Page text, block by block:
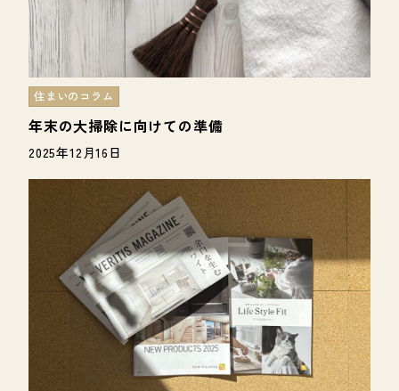
年末の大掃除に向けての準備
住まいのコラム
2025年12月16日